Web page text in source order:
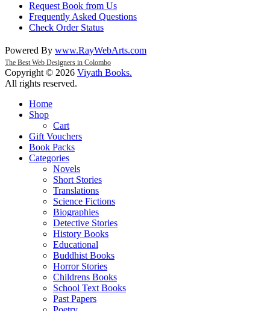
Request Book from Us
Frequently Asked Questions
Check Order Status
Powered By www.RayWebArts.com
The Best Web Designers in Colombo
Copyright © 2026 Viyath Books.
All rights reserved.
Home
Shop
Cart
Gift Vouchers
Book Packs
Categories
Novels
Short Stories
Translations
Science Fictions
Biographies
Detective Stories
History Books
Educational
Buddhist Books
Horror Stories
Childrens Books
School Text Books
Past Papers